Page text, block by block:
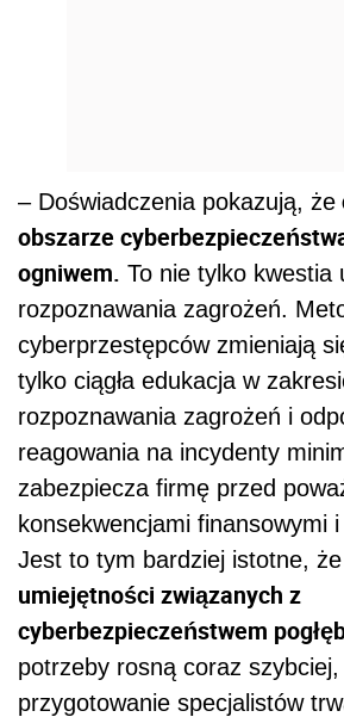
– Doświadczenia pokazują, że
obszarze
ogniwem. To nie tylko kwestia
rozpoznawania zagrożeń.
cyberprzestępców zmieniają
tylko ciągła edukacja w
rozpoznawania zagrożeń i
reagowania na incydenty
zabezpiecza firmę przed
konsekwencjami finansowymi
Jest to tym bardziej istotne, że
umiejętności związanych z
cyberbezpieczeństwem
potrzeby rosną coraz
przygotowanie specjalistów